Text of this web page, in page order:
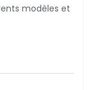
modèles et